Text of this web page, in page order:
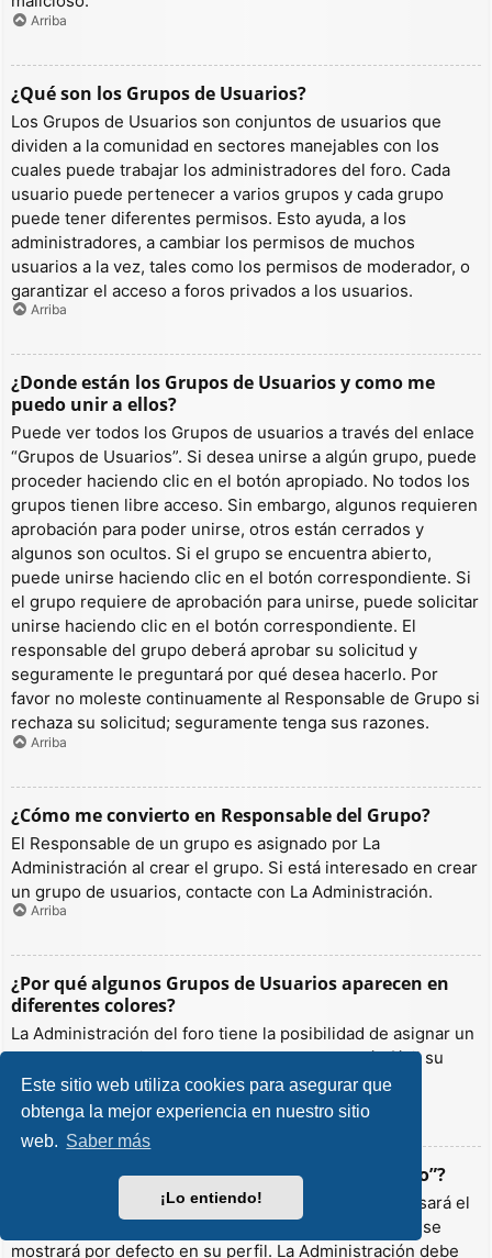
Este sitio web utiliza cookies para asegurar que
obtenga la mejor experiencia en nuestro sitio
web. Saber más
¡Lo entiendo!
Arriba
¿Qué son los Grupos de Usuarios?
Los Grupos de Usuarios son conjuntos de usuarios que
dividen a la comunidad en sectores manejables con los
cuales puede trabajar los administradores del foro. Cada
usuario puede pertenecer a varios grupos y cada grupo
puede tener diferentes permisos. Esto ayuda, a los
administradores, a cambiar los permisos de muchos
usuarios a la vez, tales como los permisos de moderador, o
garantizar el acceso a foros privados a los usuarios.
Arriba
¿Donde están los Grupos de Usuarios y como me
puedo unir a ellos?
Puede ver todos los Grupos de usuarios a través del enlace
“Grupos de Usuarios”. Si desea unirse a algún grupo, puede
proceder haciendo clic en el botón apropiado. No todos los
grupos tienen libre acceso. Sin embargo, algunos requieren
aprobación para poder unirse, otros están cerrados y
algunos son ocultos. Si el grupo se encuentra abierto,
puede unirse haciendo clic en el botón correspondiente. Si
el grupo requiere de aprobación para unirse, puede solicitar
unirse haciendo clic en el botón correspondiente. El
responsable del grupo deberá aprobar su solicitud y
seguramente le preguntará por qué desea hacerlo. Por
favor no moleste continuamente al Responsable de Grupo si
rechaza su solicitud; seguramente tenga sus razones.
Arriba
¿Cómo me convierto en Responsable del Grupo?
El Responsable de un grupo es asignado por La
Administración al crear el grupo. Si está interesado en crear
un grupo de usuarios, contacte con La Administración.
Arriba
¿Por qué algunos Grupos de Usuarios aparecen en
diferentes colores?
La Administración del foro tiene la posibilidad de asignar un
color a los usuarios de un grupo para hacer más fácil su
identificación.
Arriba
¿Qué es un “Grupo de Usuarios predeterminado”?
Si es miembro de más de un grupo por defecto, se usará el
“predeterminado” para determinar qué color y rango se
mostrará por defecto en su perfil. La Administración debe